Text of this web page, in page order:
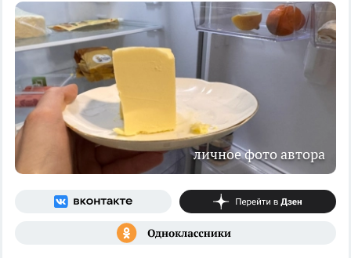
личное фото автора